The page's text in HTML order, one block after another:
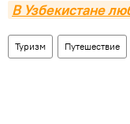
В Узбекистане
Туризм Путешествие